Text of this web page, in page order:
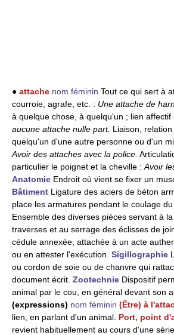
● attache nom féminin Tout ce qui sert à
courroie, agrafe, etc. : Une attache de
à quelque chose, à quelqu'un ; lien affectif
aucune attache nulle part. Liaison,
quelqu'un d'une autre personne ou d'un
Avoir des attaches avec la police.
particulier le poignet et la cheville : Avoir
Anatomie Endroit où vient se fixer un
Bâtiment Ligature des aciers de béton
place les armatures pendant le coulage du
Ensemble des diverses pièces servant à
traverses et au serrage des éclisses de
cédule annexée, attachée à un acte
ou en attester l'exécution. Sigillographie
ou cordon de soie ou de chanvre qui
document écrit. Zootechnie Dispositif
animal par le cou, en général devant son
(expressions) nom féminin (Être) à
lien, en parlant d'un animal. Port, point
revient habituellement au cours d'une